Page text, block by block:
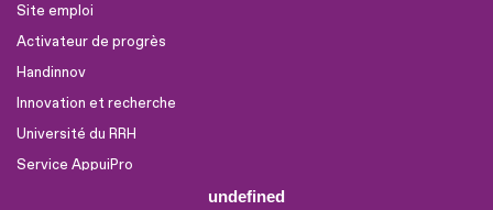
undefined
Site emploi
Activateur de progrès
Handinnov
Innovation et recherche
Université du RRH
Service AppuiPro